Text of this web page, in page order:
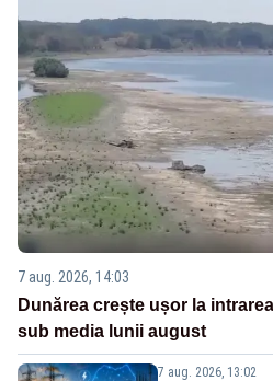
7 aug. 2026, 14:03
Dunărea crește ușor la
sub media lunii august
7 aug. 2026, 13:02